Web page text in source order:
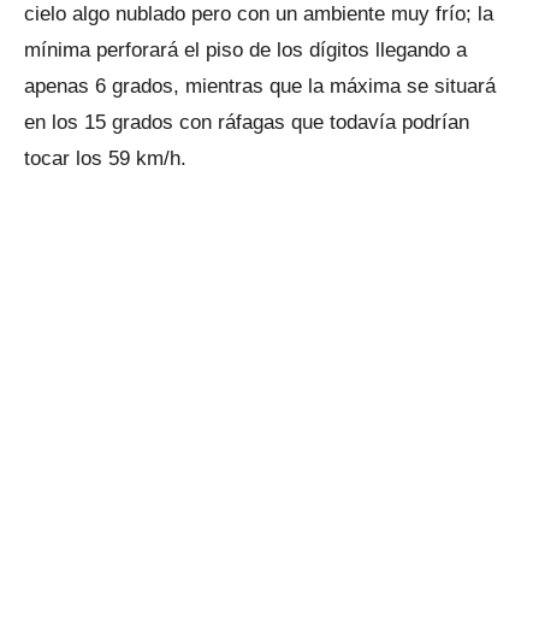
cielo algo nublado pero con un ambiente muy frío; la
mínima perforará el piso de los dígitos llegando a
apenas 6 grados, mientras que la máxima se situará
en los 15 grados con ráfagas que todavía podrían
tocar los 59 km/h.